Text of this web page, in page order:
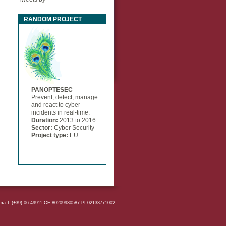
RANDOM PROJECT
PANOPTESEC
Prevent, detect, manage
and react to cyber
incidents in real-time.
Duration: 2013 to 2016
Sector: Cyber Security
Project type: EU
T (+39) 06 49911 CF 80209930587 PI 02133771002